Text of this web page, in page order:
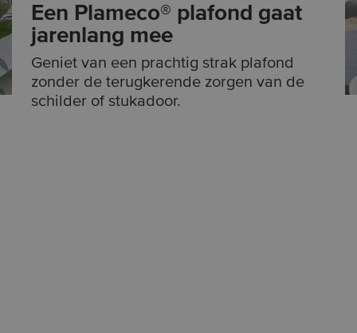
Een Plameco® plafond gaat
jarenlang mee
Geniet van een prachtig strak plafond
zonder de terugkerende zorgen van de
schilder of stukadoor.